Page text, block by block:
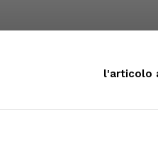
l'articolo